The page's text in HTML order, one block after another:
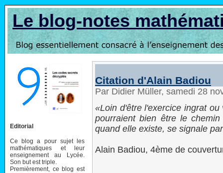
Le blog-notes
Editorial
Ce blog a pour sujet les
mathématiques et leur
enseignement au Lycée.
Son but est triple.
Premièrement, ce blog est
Citation d'Alain Badiou
Par Didier Müller, samedi 28
Loin d'être l'exercice ingrat
pourraient bien être le
quand elle existe, se signale
Alain Badiou, 4ème de